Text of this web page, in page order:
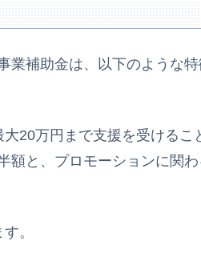
業補助金は、以下のような
20万円まで支援を受けるこ
額と、プロモーションに関
。